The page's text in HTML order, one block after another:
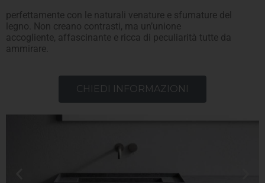
perfettamente con le naturali venature e sfumature del
legno. Non creano contrasti, ma un’unione
accogliente, affascinante e ricca di peculiarità tutte da
ammirare.
CHIEDI INFORMAZIONI